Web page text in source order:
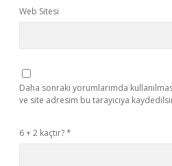
Web Sitesi
Daha sonraki yorumlarımda
ve site adresim bu tarayıcıya
6 + 2 kaçtır?*